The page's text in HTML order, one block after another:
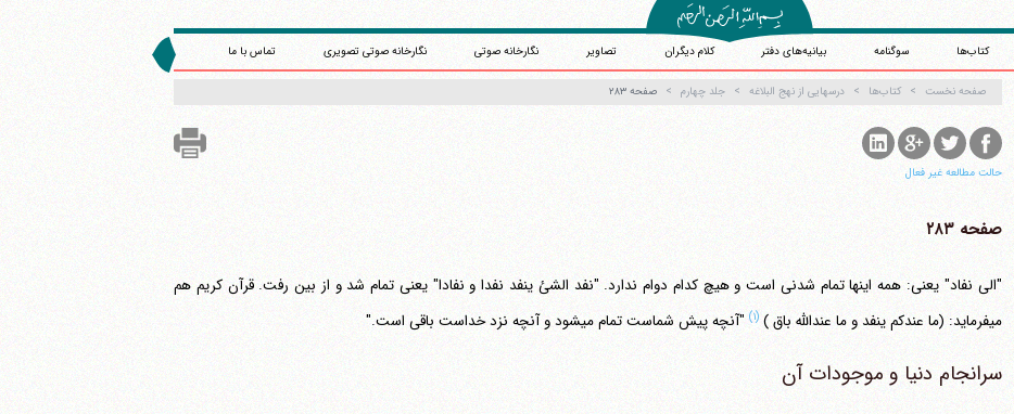
کتاب‌ها سوگنامه بیانیه‌های دفتر کلام دیگران تصاویر نگارخانه صوتی نگارخانه صوتی تصویری تماس با ما
صفحه نخست کتاب‌ها درسهایی از نهج البلاغه جلد چهارم صفحه ۲۸۳
حالت مطالعه غیر فعال
صفحه ۲۸۳
"الی نفاد" یعنی: همه اینها تمام شدنی است و هیچ کدام دوام ندارد. "نفد الشئ ینفد نفدا و نفادا" یعنی تمام شد و از بین رفت. قرآن کریم هم
می‎فرماید:
(ما عندکم ینفد و ما عندالله باق )(۱) "آنچه پیش شماست تمام می‎شود و آنچه نزد خداست باقی است."
سرانجام دنیا و موجودات آن